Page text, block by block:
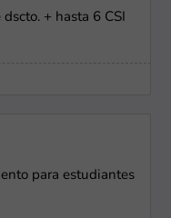
+ hasta 6 CSI
para estudiantes